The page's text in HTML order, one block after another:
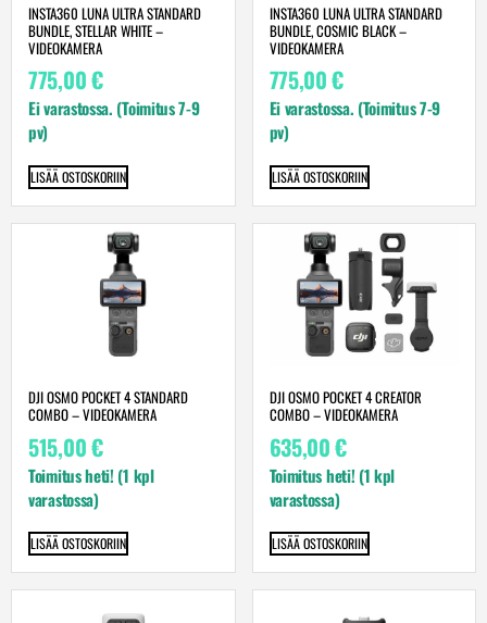
INSTA360 LUNA ULTRA STANDARD
BUNDLE, STELLAR WHITE –
VIDEOKAMERA
775,00€
Ei varastossa. (Toimitus 7-9
pv)
LISÄÄ OSTOSKORIIN
INSTA360 LUNA ULTRA STANDARD
BUNDLE, COSMIC BLACK –
VIDEOKAMERA
775,00€
Ei varastossa. (Toimitus 7-9
pv)
LISÄÄ OSTOSKORIIN
DJI OSMO POCKET 4 STANDARD
COMBO – VIDEOKAMERA
515,00€
Toimitus heti! (1 kpl
varastossa)
LISÄÄ OSTOSKORIIN
DJI OSMO POCKET 4 CREATOR
COMBO – VIDEOKAMERA
635,00€
Toimitus heti! (1 kpl
varastossa)
LISÄÄ OSTOSKORIIN